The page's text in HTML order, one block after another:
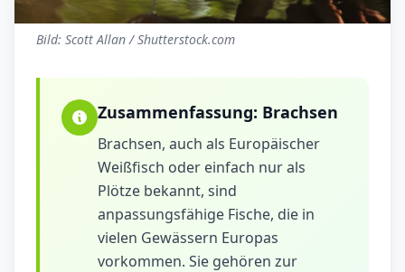
Bild: Scott Allan / Shutterstock.com
Zusammenfassung: Brachsen
Brachsen, auch als Europäischer
Weißfisch oder einfach nur als
Plötze bekannt, sind
anpassungsfähige Fische, die in
vielen Gewässern Europas
vorkommen. Sie gehören zur